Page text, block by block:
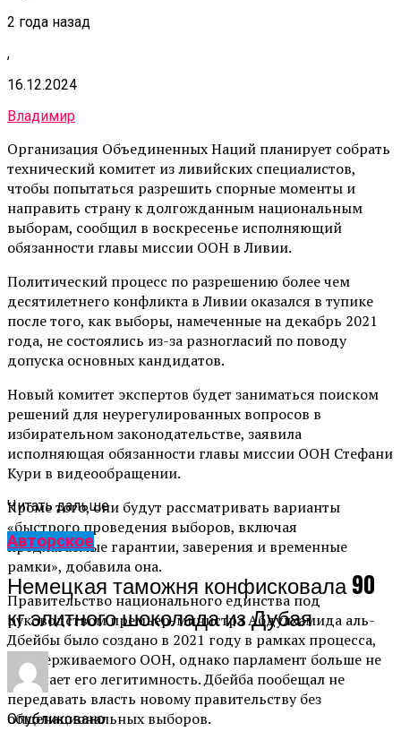
2 года назад
,
16.12.2024
Владимир
Организация Объединенных Наций планирует собрать
технический комитет из ливийских специалистов,
чтобы попытаться разрешить спорные моменты и
направить страну к долгожданным национальным
выборам, сообщил в воскресенье исполняющий
обязанности главы миссии ООН в Ливии.
Политический процесс по разрешению более чем
десятилетнего конфликта в Ливии оказался в тупике
после того, как выборы, намеченные на декабрь 2021
года, не состоялись из-за разногласий по поводу
допуска основных кандидатов.
Новый комитет экспертов будет заниматься поиском
решений для неурегулированных вопросов в
избирательном законодательстве, заявила
исполняющая обязанности главы миссии ООН Стефани
Кури в видеообращении.
Кроме того, они будут рассматривать варианты
«быстрого проведения выборов, включая
предлагаемые гарантии, заверения и временные
рамки», добавила она.
Правительство национального единства под
руководством премьер-министра Абдулхамида аль-
Дбейбы было создано в 2021 году в рамках процесса,
поддерживаемого ООН, однако парламент больше не
признает его легитимность. Дбейба пообещал не
передавать власть новому правительству без
общенациональных выборов.
Читать дальше
Авторское
Немецкая таможня конфисковала 90
кг элитного шоколада из Дубая
Опубликовано